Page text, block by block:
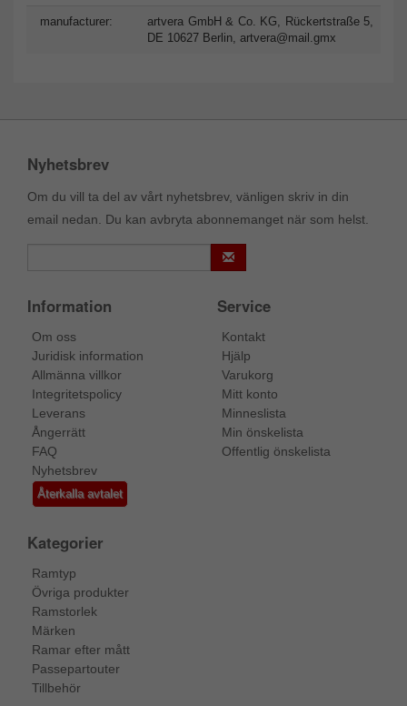
manufacturer:
artvera GmbH & Co. KG, Rückertstraße 5,
DE 10627 Berlin, artvera@mail.gmx
Nyhetsbrev
Om du vill ta del av vårt nyhetsbrev, vänligen skriv in din
email nedan. Du kan avbryta abonnemanget när som helst.
Information
Om oss
Juridisk information
Allmänna villkor
Integritetspolicy
Leverans
Ångerrätt
FAQ
Nyhetsbrev
Återkalla avtalet
Service
Kontakt
Hjälp
Varukorg
Mitt konto
Minneslista
Min önskelista
Offentlig önskelista
Kategorier
Ramtyp
Övriga produkter
Ramstorlek
Märken
Ramar efter mått
Passepartouter
Tillbehör